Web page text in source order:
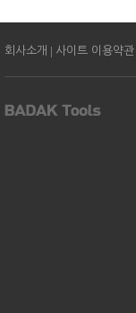
회사소개 | 사이트 이용약관